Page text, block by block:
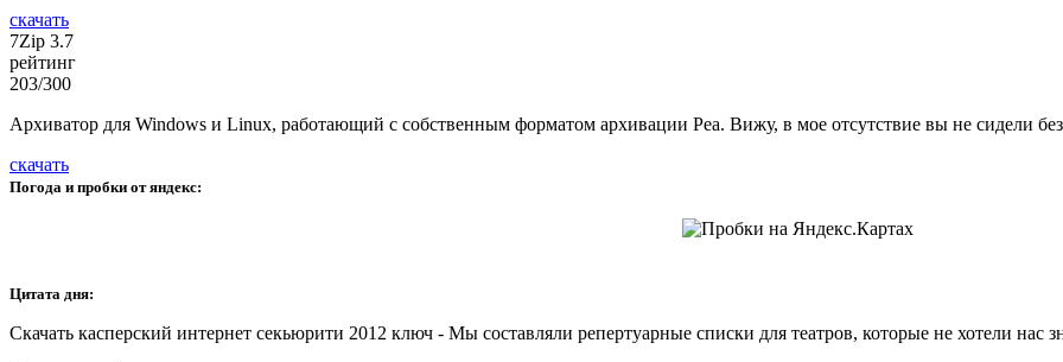
скачать
7Zip 3.7
рейтинг
203/300
Архиватор для Windows и Linux, работающий с собственным форматом архивации Pea. Вижу, в мое отсутствие вы не сидели без
скачать
Погода и пробки от яндекс:
Цитата дня:
Скачать касперский интернет секьюрити 2012 ключ - Мы составляли репертуарные списки для театров, которые не хотели нас